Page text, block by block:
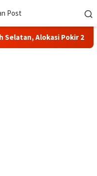
Alokasi Pokir 2027